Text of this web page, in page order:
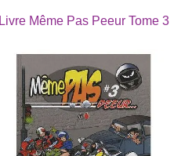
Livre Même Pas Peeur Tome 3